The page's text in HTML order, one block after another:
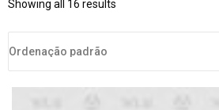
Showing all 16 results